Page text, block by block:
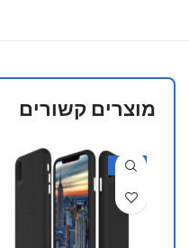
מוצרים קשורים
-30%